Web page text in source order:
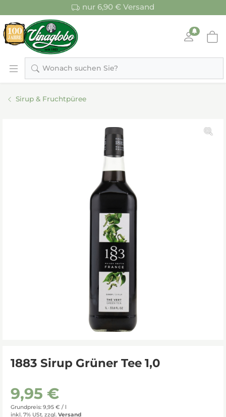
nur 6,90 € Versand
Wonach suchen Sie?
Sirup & Fruchtpüree
1883 Sirup Grüner Tee 1,0
9,95 €
Grundpreis: 9,95 € / l
inkl. 7% USt. zzgl. Versand